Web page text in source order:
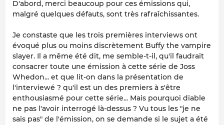
D'abord, merci beaucoup pour ces émissions qui,
malgré quelques défauts, sont très rafraîchissantes.
Je constaste que les trois premières interviews ont
évoqué plus ou moins discrètement Buffy the vampire
slayer. Il a même été dit, me semble-t-il, qu'il faudrait
consacrer toute une émission à cette série de Joss
Whedon... et que lit-on dans la présentation de
l'interviewé ? qu'il est un des premiers à s'être
enthousiasmé pour cette série... Mais pourquoi diable
ne pas l'avoir interrogé là-dessus ? Vu tous les "je ne
sais pas" de l'émission, on se demande si le sujet a été